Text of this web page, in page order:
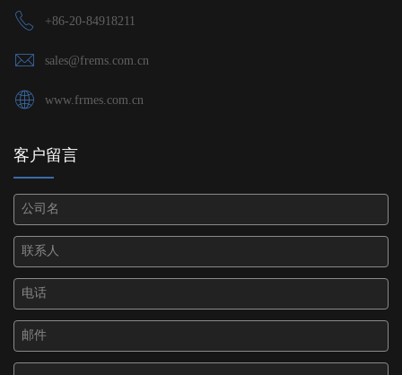
+86-20-84918211
sales@frems.com.cn
www.frmes.com.cn
客户留言